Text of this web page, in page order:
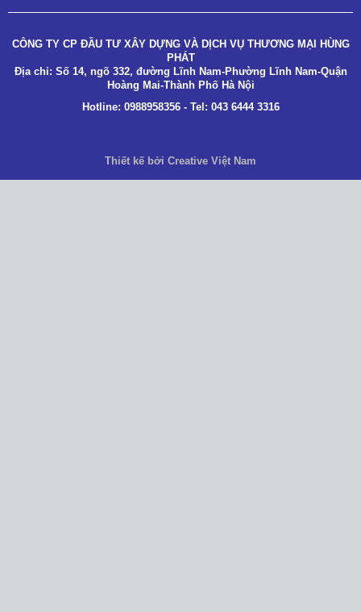
CÔNG TY CP ĐẦU TƯ XÂY DỰNG VÀ DỊCH VỤ THƯƠNG MẠI HÙNG
PHÁT
Địa chỉ: Số 14, ngõ 332, đường Lĩnh Nam-Phường Lĩnh Nam-Quận
Hoàng Mai-Thành Phố Hà Nội
Hotline: 0988958356 - Tel: 043 6444 3316
Thiết kế bởi Creative Việt Nam